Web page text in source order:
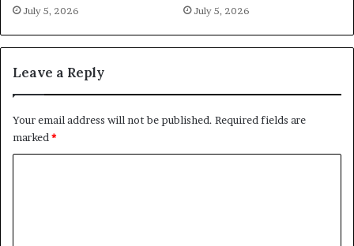
July 5, 2026 July 5, 2026
Leave a Reply
Your email address will not be published. Required fields are
marked*